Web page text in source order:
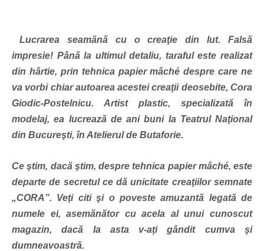
Lucrarea seamănă cu o creaţie din lut. Falsă
impresie! Până la ultimul detaliu, taraful este realizat
din hârtie, prin tehnica papier mâché despre care ne
va vorbi chiar autoarea acestei creaţii deosebite, Cora
Giodic-Postelnicu. Artist plastic, specializată în
modelaj, ea lucrează de ani buni la Teatrul Naţional
din Bucureşti, în Atelierul de Butaforie.
Ceştim, dacă ştim, despre tehnica papier mâché, este
departe de secretul ce dă unicitate creaţiilor semnate
„CORA”. Veţi citi şi o poveste amuzantă legată de
numele ei, asemănător cu acela al unui cunoscut
magazin, dacă la asta v-aţi gândit cumva şi
dumneavoastră.